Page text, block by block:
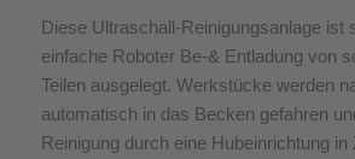
Diese Ultraschall-Reinigungsanlage ist
einfache Roboter Be-& Entladung von
Teilen ausgelegt. Werkstücke werden
automatisch in das Becken gefahren
Reinigung durch eine Hubeinrichtung